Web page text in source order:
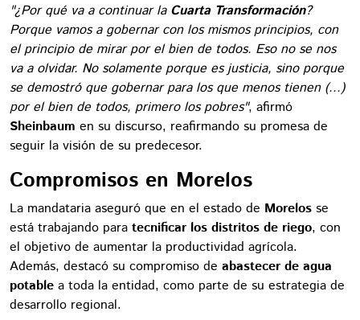
"¿Por qué va a continuar la Cuarta Transformación?
Porque vamos a gobernar con los mismos principios, con
el principio de mirar por el bien de todos. Eso no se nos
va a olvidar. No solamente porque es justicia, sino porque
se demostró que gobernar para los que menos tienen (...)
por el bien de todos, primero los pobres", afirmó
Sheinbaum en su discurso, reafirmando su promesa de
seguir la visión de su predecesor.
Compromisos en Morelos
La mandataria aseguró que en el estado de Morelos se
está trabajando para tecnificar los distritos de riego, con
el objetivo de aumentar la productividad agrícola.
Además, destacó su compromiso de abastecer de agua
potable a toda la entidad, como parte de su estrategia de
desarrollo regional.